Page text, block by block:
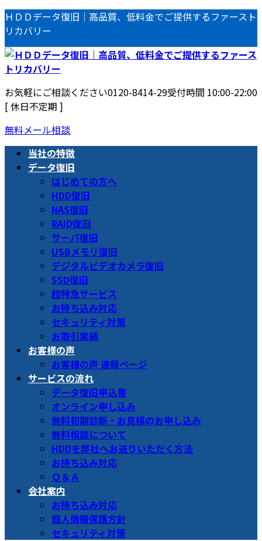
コ
ン
テ
ン
ツ
へ
ス
キ
ッ
プ
ナ
ビ
ゲ
ー
シ
ョ
ン
に
移
動
ＨＤＤデータ復旧｜高品質、低料金でご提供するファースト
リカバリー
お気軽にご相談ください0120-8414-29受付時間 10:00-22:00
[ 休日不定期 ]
無料メール相談
当社の特徴
データ復旧
はじめての方へ
HDD復旧
NAS復旧
RAID復旧
サーバ復旧
USBメモリ復旧
デジタルビデオカメラ復旧
SSD復旧
超特急サービス
お持ち込み対応
セキュリティ対策
お取引実績
お客様の声
お客様の声 速報ページ
サービスの流れ
データ復旧申込書
オンライン申し込み
無料初期診断・お見積のお申し込み
無料相談について
HDDを弊社へお送りいただく方法
お持ち込み対応
Ｑ＆Ａ
会社案内
お持ち込み対応
個人情報保護方針
セキュリティ対策